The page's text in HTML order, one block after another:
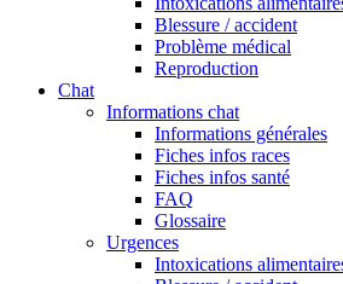
Blessure / accident
Problème médical
Reproduction
Chat
Informations chat
Informations générales
Fiches infos races
Fiches infos santé
FAQ
Glossaire
Urgences
Intoxications